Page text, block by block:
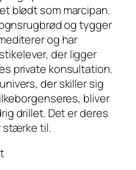
blødt som marcipan.
og tygger
og har
der ligger
private konsultation.
der skiller sig
bliver
drillet. Det er deres
stærke til.